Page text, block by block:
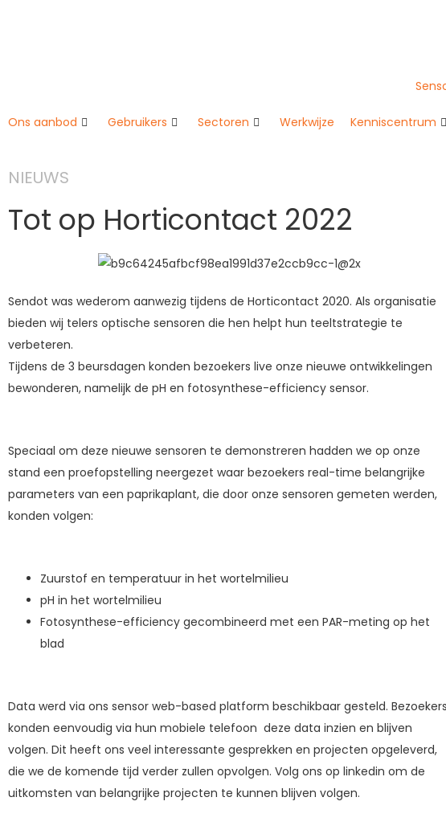
Ons aanbod Gebruikers Sectoren Werkwijze Kenniscentrum
NIEUWS
Tot op Horticontact 2022
Sendot was wederom aanwezig tijdens de Horticontact 2020. Als organisatie
bieden wij telers optische sensoren die hen helpt hun teeltstrategie te
verbeteren.
Tijdens de 3 beursdagen konden bezoekers live onze nieuwe ontwikkelingen
bewonderen, namelijk de pH en fotosynthese-efficiency sensor.
Speciaal om deze nieuwe sensoren te demonstreren hadden we op onze
stand een proefopstelling neergezet waar bezoekers real-time belangrijke
parameters van een paprikaplant, die door onze sensoren gemeten werden,
konden volgen:
Zuurstof en temperatuur in het wortelmilieu
pH in het wortelmilieu
Fotosynthese-efficiency gecombineerd met een PAR-meting op het
blad
Data werd via ons sensor web-based platform beschikbaar gesteld. Bezoekers
konden eenvoudig via hun mobiele telefoon deze data inzien en blijven
volgen. Dit heeft ons veel interessante gesprekken en projecten opgeleverd,
die we de komende tijd verder zullen opvolgen. Volg ons op linkedin om de
uitkomsten van belangrijke projecten te kunnen blijven volgen.